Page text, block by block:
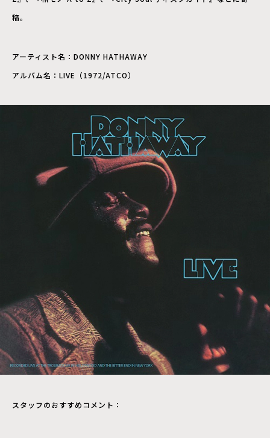
稿。
アーティスト名：DONNY HATHAWAY
アルバム名：LIVE（1972/ATCO）
スタッフのおすすめコメント：